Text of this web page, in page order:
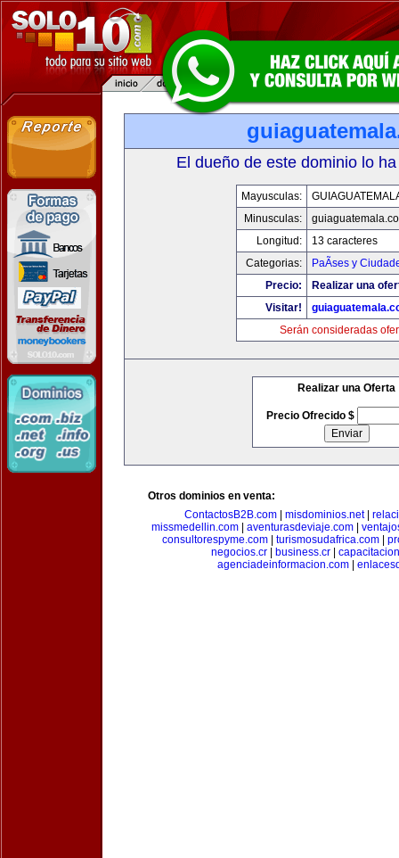
El dueño de este dominio lo
Mayusculas:
Minusculas:
Longitud:
13 caracteres
Categorias:
PaÃ­ses y
Precio:
Realizar una
Visitar!
Serán consideradas
Realizar una Oferta
Precio Ofrecido $
Otros dominios en venta:
ContactosB2B.com
misdominios.net|
missmedellin.com
aventurasdeviaje.com
consultorespyme.com| turismosudafrica.com|
negocios.cr| business.cr|
agenciadeinformacion.com